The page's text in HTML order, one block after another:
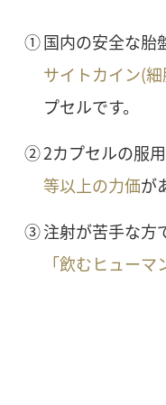
①国内の安全な胎
サイトカイン(
プセルです。
②2カプセルの服用
等以上の力価が
③注射が苦手な方
「飲むヒューマ